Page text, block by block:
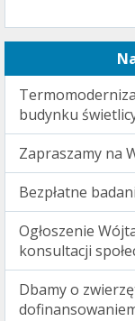
budynku
Zapraszamy na
Bezpłatne
Ogłoszenie
konsultacji
Dbamy o